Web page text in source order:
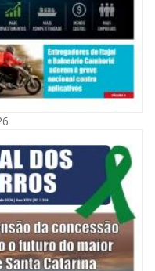
os sinais de alerta da